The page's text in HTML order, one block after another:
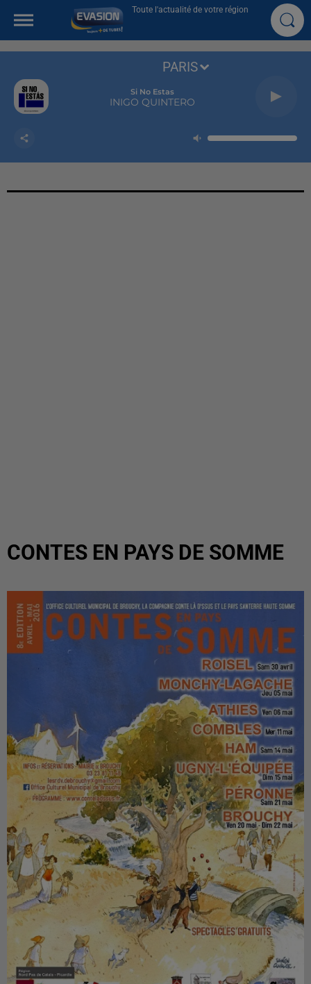
Toute l'actualité de votre région
Si No Estas
INIGO QUINTERO
PARIS
CONTES EN PAYS DE SOMME